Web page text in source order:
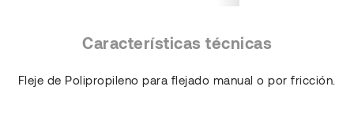
Características técnicas
Fleje de Polipropileno para flejado manual o por fricción.